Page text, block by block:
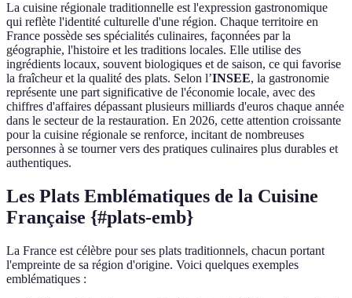
La cuisine régionale traditionnelle est l'expression gastronomique
qui reflète l'identité culturelle d'une région. Chaque territoire en
France possède ses spécialités culinaires, façonnées par la
géographie, l'histoire et les traditions locales. Elle utilise des
ingrédients locaux, souvent biologiques et de saison, ce qui favorise
la fraîcheur et la qualité des plats. Selon l’INSEE, la gastronomie
représente une part significative de l'économie locale, avec des
chiffres d'affaires dépassant plusieurs milliards d'euros chaque année
dans le secteur de la restauration. En 2026, cette attention croissante
pour la cuisine régionale se renforce, incitant de nombreuses
personnes à se tourner vers des pratiques culinaires plus durables et
authentiques.
Les Plats Emblématiques de la Cuisine
Française {#plats-emb}
La France est célèbre pour ses plats traditionnels, chacun portant
l'empreinte de sa région d'origine. Voici quelques exemples
emblématiques :